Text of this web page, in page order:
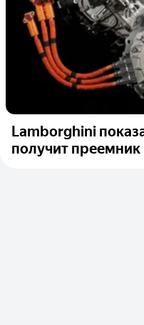
Lamborghini
получит преемник